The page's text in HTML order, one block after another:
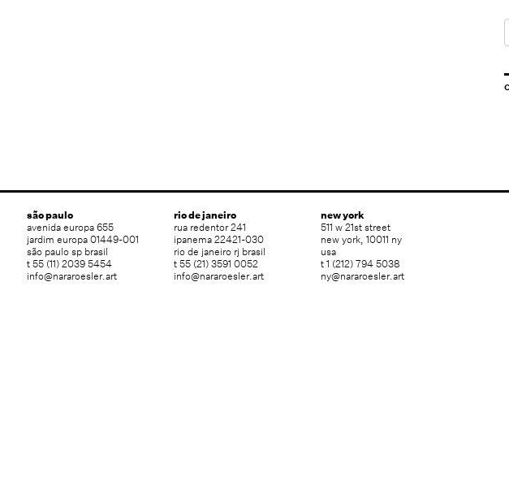
new york
511 w 21st street
new york, 10011 ny
usa
t 1 (212) 794 5038
ny@nararoesler.art
rio de janeiro
rua redentor 241
ipanema 22421-030
rio de janeiro rj brasil
t 55 (21) 3591 0052
info@nararoesler.art
são paulo
avenida europa 655
jardim europa 01449-001
são paulo sp brasil
t 55 (11) 2039 5454
info@nararoesler.art